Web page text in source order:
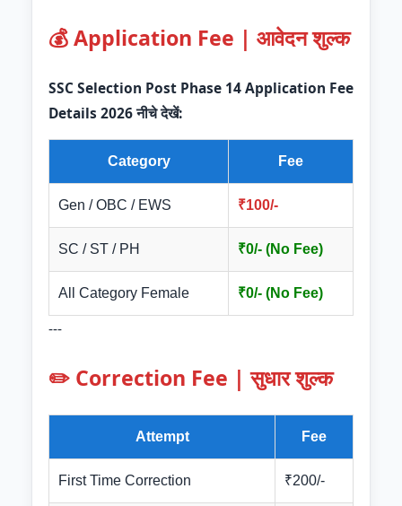
💰 Application Fee | आवेदन शुल्क
SSC Selection Post Phase 14 Application Fee
Details 2026 नीचे देखें:
Category Fee
Gen / OBC / EWS ₹100/-
SC / ST / PH ₹0/- (No Fee)
All Category Female ₹0/- (No Fee)
---
✏️ Correction Fee | सुधार शुल्क
Attempt Fee
First Time Correction ₹200/-